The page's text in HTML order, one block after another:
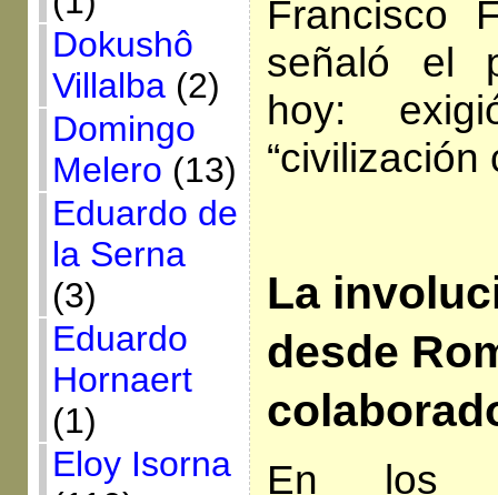
Dokushô
Villalba(2)
Domingo
Melero (13)
Eduardo de
la Serna
(3)
Eduardo
Hornaert
(1)
Eloy Isorna
Francisco
señaló el
hoy:
“civilización
La
desde
En los